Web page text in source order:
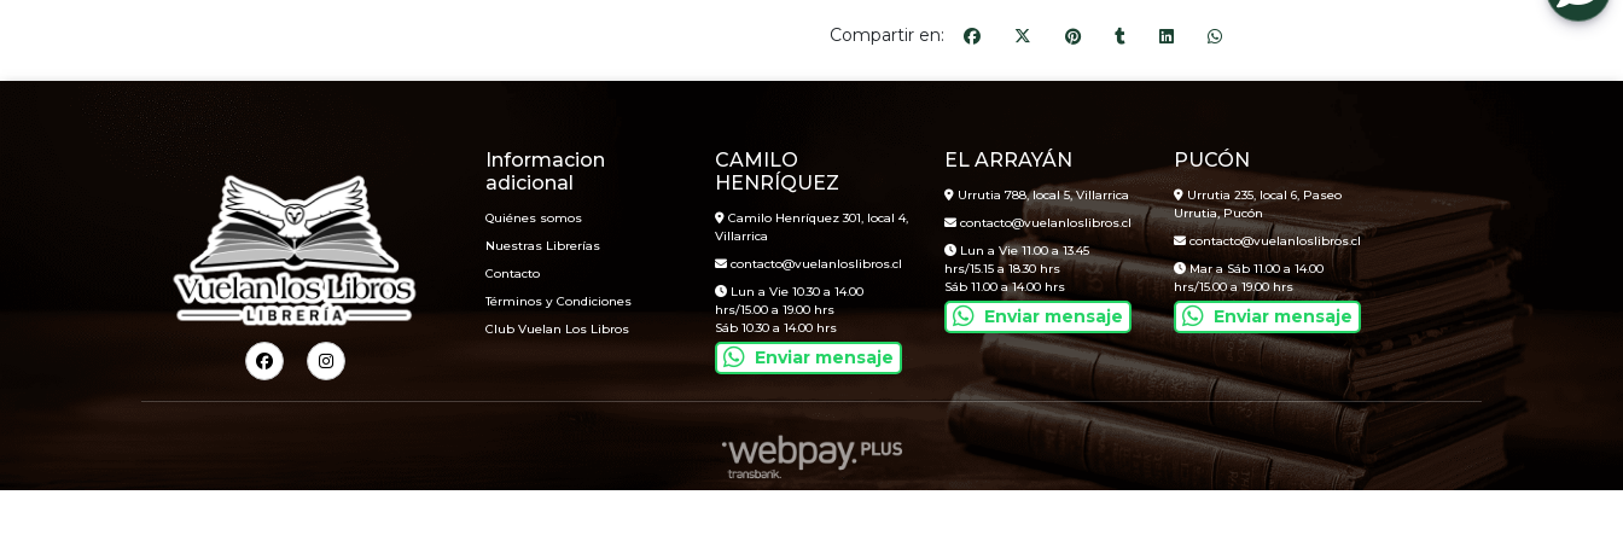
Compartir en:
Informacion
adicional
Quiénes somos
Nuestras Librerías
Contacto
Términos y Condiciones
Club Vuelan Los Libros
CAMILO
HENRÍQUEZ
Camilo Henríquez 301, local 4,
Villarrica
contacto@vuelanloslibros.cl
Lun a Vie 10.30 a 14.00
hrs/15.00 a 19.00 hrs
Sáb 10.30 a 14.00 hrs
Enviar mensaje
EL ARRAYÁN
Urrutia 788, local 5, Villarrica
contacto@vuelanloslibros.cl
Lun a Vie 11.00 a 13.45
hrs/15.15 a 18.30 hrs
Sáb 11.00 a 14.00 hrs
Enviar mensaje
PUCÓN
Urrutia 235, local 6, Paseo
Urrutia, Pucón
contacto@vuelanloslibros.cl
Mar a Sáb 11.00 a 14.00
hrs/15.00 a 19.00 hrs
Enviar mensaje